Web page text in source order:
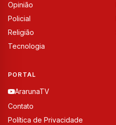
Opinião
Policial
Religião
Tecnologia
PORTAL
ArarunaTV
Contato
Política de Privacidade